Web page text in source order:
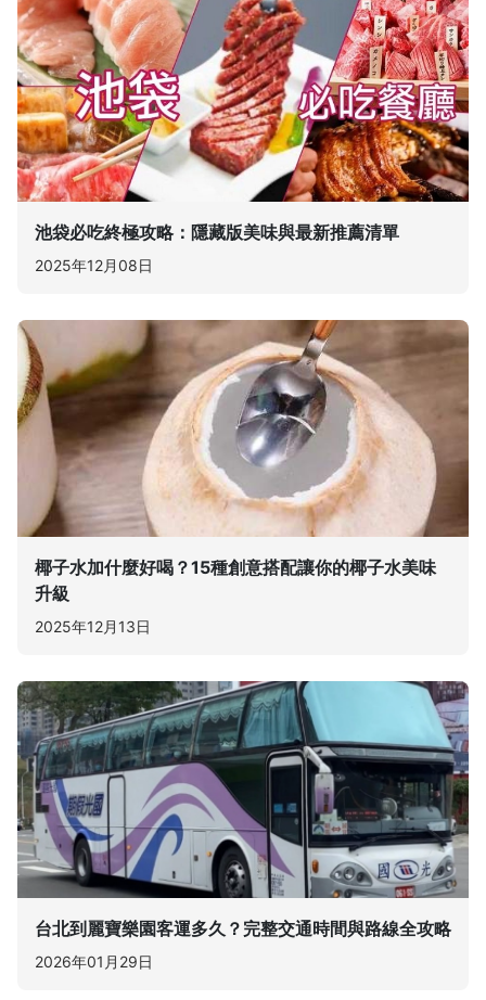
池袋必吃終極攻略：隱藏版美味與最新推薦清單
2025年12月08日
椰子水加什麼好喝？15種創意搭配讓你的椰子水美味
升級
2025年12月13日
台北到麗寶樂園客運多久？完整交通時間與路線全攻略
2026年01月29日